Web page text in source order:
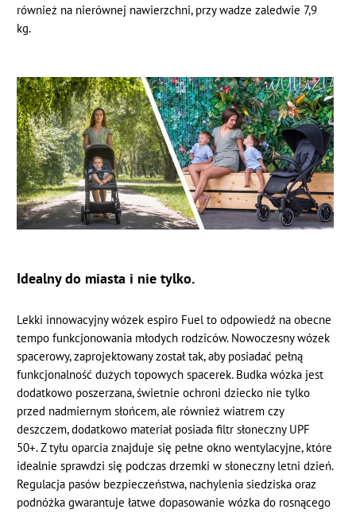
również na nierównej nawierzchni, przy wadze zaledwie 7,9
kg.
Idealny do miasta i nie tylko.
Lekki innowacyjny wózek espiro Fuel to odpowiedź na obecne
tempo funkcjonowania młodych rodziców. Nowoczesny wózek
spacerowy, zaprojektowany został tak, aby posiadać pełną
funkcjonalność dużych topowych spacerek. Budka wózka jest
dodatkowo poszerzana, świetnie ochroni dziecko nie tylko
przed nadmiernym słońcem, ale również wiatrem czy
deszczem, dodatkowo materiał posiada filtr słoneczny UPF
50+. Z tyłu oparcia znajduje się pełne okno wentylacyjne, które
idealnie sprawdzi się podczas drzemki w słoneczny letni dzień.
Regulacja pasów bezpieczeństwa, nachylenia siedziska oraz
podnóżka gwarantuje łatwe dopasowanie wózka do rosnącego